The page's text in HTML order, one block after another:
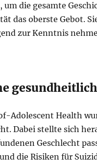
um die gesamte
das oberste Gebot.
zur Kenntnis
Adolescent Health
Dabei stellte sich
Geschlecht
die Risiken für